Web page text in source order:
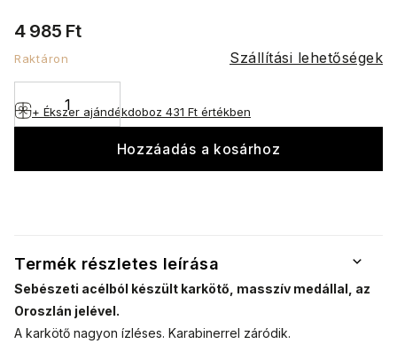
4 985 Ft
Raktáron Szállítási lehetőségek
Hozzáadás a kosárhoz
+ Ékszer ajándékdoboz 431 Ft értékben
Termék részletes leírása
Sebészeti acélból készült karkötő, masszív medállal, az
Oroszlán jelével.
A karkötő nagyon ízléses. Karabinerrel záródik.